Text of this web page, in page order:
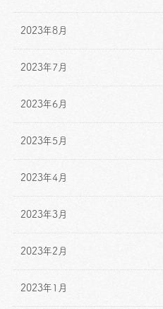
2023年8月
2023年7月
2023年6月
2023年5月
2023年4月
2023年3月
2023年2月
2023年1月